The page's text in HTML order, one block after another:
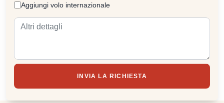
Aggiungi volo internazionale
INVIA LA RICHIESTA